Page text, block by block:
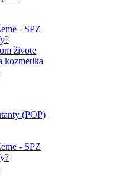
- SPZ
živote
kozmetika
(POP)
- SPZ